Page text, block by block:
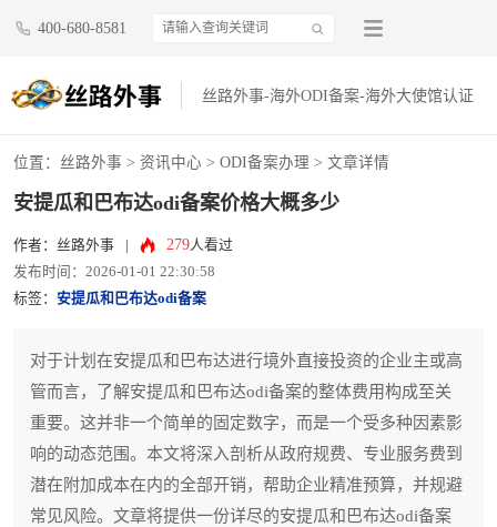
400-680-8581
丝路外事-海外ODI备案-海外大使馆认证
位置： 丝路外事 > 资讯中心 > ODI备案办理 > 文章详情
安提瓜和巴布达odi备案价格大概多少
作者：丝路外事 279人看过
发布时间：2026-01-01 22:30:58
标签： 安提瓜和巴布达odi备案
对于计划在安提瓜和巴布达进行境外直接投资的企业主或高
管而言，了解安提瓜和巴布达odi备案的整体费用构成至关
重要。这并非一个简单的固定数字，而是一个受多种因素影
响的动态范围。本文将深入剖析从政府规费、专业服务费到
潜在附加成本在内的全部开销，帮助企业精准预算，并规避
常见风险。文章将提供一份详尽的安提瓜和巴布达odi备案